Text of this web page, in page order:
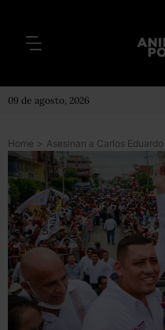
09 de agosto, 2026
Home >